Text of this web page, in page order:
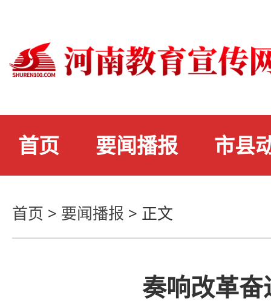
首页 要闻播报 市县
首页 > 要闻播报 > 正文
奏响改革奋